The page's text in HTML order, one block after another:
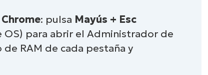
innecesarias
: pulsa Mayús + Esc
OS) para abrir el Administrador de
RAM de cada pestaña y